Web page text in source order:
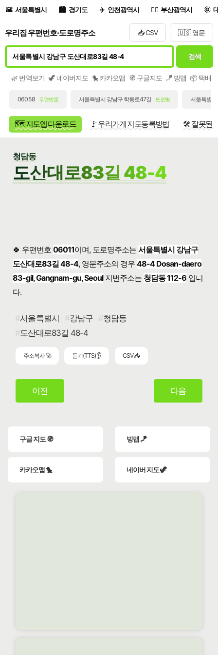
서울특별시 경기도 인천광역시 부산광역시
우리집 우편번호·도로명주소 📥 CSV 🇺🇸 영문
검색
🌿 번역보기 🦖 네이버지도 🐤 카카오맵 🧭 구글지도 🪁 빙맵 📦 택배/
06058 우편번호 서울특별시 강남구 학동로47길 도로명 서울특별
🗺️ 지도앱 다운로드 🚩 우리가게 지도등록방법 🛠️ 잘못된
청담동
도산대로83길 48-4
🍀 우편번호 06011이며, 도로명주소는서울특별시 강남구
도산대로83길 48-4, 영문주소의 경우48-4 Dosan-daero
83-gil, Gangnam-gu, Seoul지번주소는 청담동 112-6 입니
다.
서울특별시 강남구
청담동
도산대로83길 48-4
주소복사 🚀 듣기(TTS) 👂 CSV 📥
이전 다음
구글 지도 🧭 빙맵 🪁
카카오맵 🐤 네이버 지도 🦖